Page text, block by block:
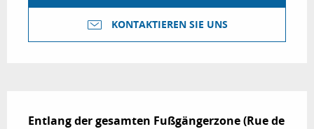
KONTAKTIEREN SIE UNS
Entlang der gesamten Fußgängerzone (Rue de